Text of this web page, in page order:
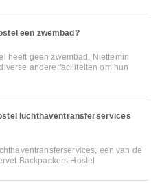
een zwembad?
heeft geen zwembad. Niettemin
andere faciliteiten om hun
luchthaventransferservices
een van de
Backpackers Hostel